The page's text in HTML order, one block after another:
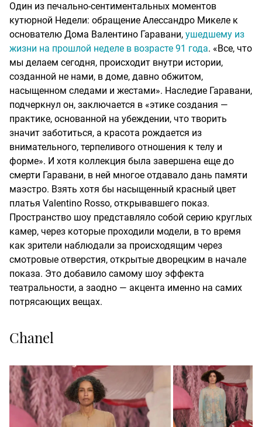
Один из печально-сентиментальных моментов
кутюрной Недели: обращение Алессандро Микеле к
основателю Дома Валентино Гаравани, ушедшему из
жизни на прошлой неделе в возрасте 91 года. «Все, что
мы делаем сегодня, происходит внутри истории,
созданной не нами, в доме, давно обжитом,
насыщенном следами и жестами». Наследие Гаравани,
подчеркнул он, заключается в «этике создания —
практике, основанной на убеждении, что творить
значит заботиться, а красота рождается из
внимательного, терпеливого отношения к телу и
форме». И хотя коллекция была завершена еще до
смерти Гаравани, в ней многое отдавало дань памяти
маэстро. Взять хотя бы насыщенный красный цвет
платья Valentino Rosso, открывавшего показ.
Пространство шоу представляло собой серию круглых
камер, через которые проходили модели, в то время
как зрители наблюдали за происходящим через
смотровые отверстия, открытые дворецким в начале
показа. Это добавило самому шоу эффекта
театральности, а заодно — акцента именно на самих
потрясающих вещах.
Chanel